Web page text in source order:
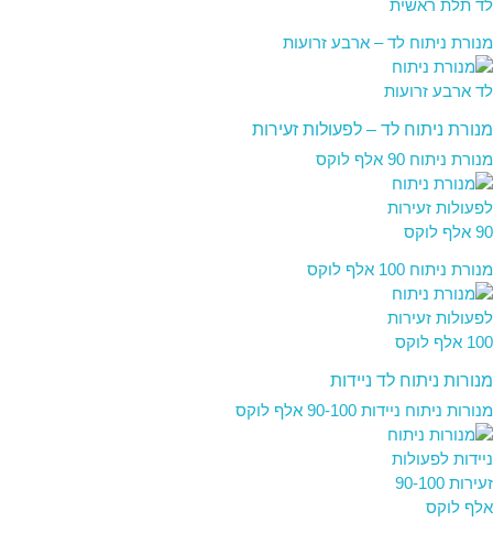
מנורת ניתוח לד – ארבע זרועות
מנורת ניתוח לד – לפעולות זעירות
מנורת ניתוח 90 אלף לוקס
מנורת ניתוח 100 אלף לוקס
מנורות ניתוח לד ניידות
מנורות ניתוח ניידות 90-100 אלף לוקס